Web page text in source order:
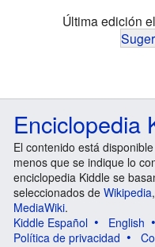
Última edición
Enciclopedia
El contenido está
menos que se indique lo
enciclopedia Kiddle se
seleccionados de Wikipedia
MediaWiki.
Kiddle Español
English
Política de privacidad